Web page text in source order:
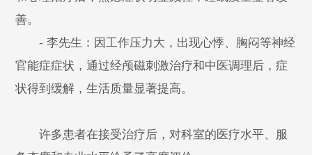
善。
- 李先生：因工作压力大，出现心悸、胸闷等神经
官能症症状，通过经颅磁刺激治疗和中医调理后，症
状得到缓解，生活质量显著提高。
许多患者在接受治疗后，对科室的医疗水平、服